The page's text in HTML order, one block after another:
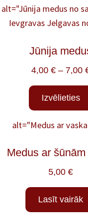
Jūnija
4,00 € – 7,00
Izvēlieties
Medus ar šūnām
5,00 €
Lasīt vairāk